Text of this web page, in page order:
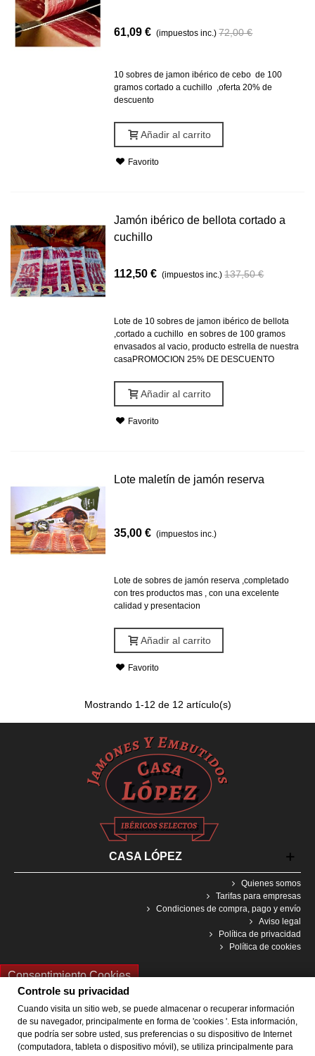
61,09 € (impuestos inc.) 72,00 €
10 sobres de jamon ibérico de cebo de 100
gramos cortado a cuchillo ,oferta 20% de
descuento
Añadir al carrito
Favorito
Jamón ibérico de bellota cortado a
cuchillo
112,50 € (impuestos inc.) 137,50 €
Lote de 10 sobres de jamon ibérico de bellota
,cortado a cuchillo en sobres de 100 gramos
envasados al vacio, producto estrella de nuestra
casaPROMOCION 25% DE DESCUENTO
Añadir al carrito
Favorito
Lote maletín de jamón reserva
35,00 € (impuestos inc.)
Lote de sobres de jamón reserva ,completado
con tres productos mas , con una excelente
calidad y presentacion
Añadir al carrito
Favorito
Mostrando 1-12 de 12 artículo(s)
CASA LÓPEZ
Quienes somos
Tarifas para empresas
Condiciones de compra, pago y envío
Aviso legal
Política de privacidad
Política de cookies
Consentimiento Cookies
@ 2021 Designed by Bestforwebsites. All Rights Reserved
Controle su privacidad
Cuando visita un sitio web, se puede almacenar o recuperar información
de su navegador, principalmente en forma de 'cookies '. Esta información,
que podría ser sobre usted, sus preferencias o su dispositivo de Internet
(computadora, tableta o dispositivo móvil), se utiliza principalmente para